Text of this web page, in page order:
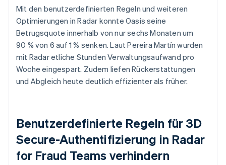
Mit den benutzerdefinierten Regeln und weiteren
Optimierungen in Radar konnte Oasis seine
Betrugsquote innerhalb von nur sechs Monaten um
90 % von 6 auf 1 % senken. Laut Pereira Martín wurden
mit Radar etliche Stunden Verwaltungsaufwand pro
Woche eingespart. Zudem liefen Rückerstattungen
und Abgleich heute deutlich effizienter als früher.
Benutzerdefinierte Regeln für 3D
Secure-Authentifizierung in Radar
for Fraud Teams verhindern